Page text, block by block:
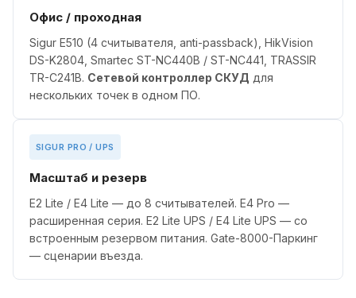
Офис / проходная
Sigur E510 (4 считывателя, anti-passback), HikVision
DS-K2804, Smartec ST-NC440B / ST-NC441, TRASSIR
TR-C241B. Сетевой контроллер СКУД для
нескольких точек в одном ПО.
SIGUR PRO / UPS
Масштаб и резерв
E2 Lite / E4 Lite — до 8 считывателей. E4 Pro —
расширенная серия. E2 Lite UPS / E4 Lite UPS — со
встроенным резервом питания. Gate-8000-Паркинг
— сценарии въезда.